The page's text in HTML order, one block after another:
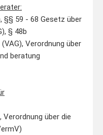
§§ 59 - 68 Gesetz über
§ 48b
Verordnung über
beratung
Verordnung über die